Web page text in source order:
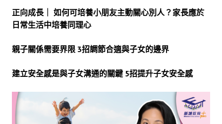
正向成長｜ 如何可培養小朋友主動關心別人？家長應於
日常生活中培養同理心
親子關係需要界限 3招調節合適與子女的邊界
建立安全感是與子女溝通的關鍵 5招提升子女安全感